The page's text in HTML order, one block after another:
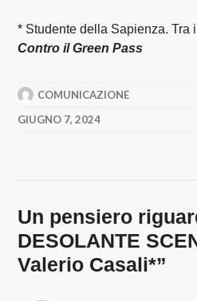
* Studente della Sapienza. Tra
Contro il Green Pass
COMUNICAZIONE
GIUGNO 7, 2024
Un pensiero
DESOLANTE
Valerio Casali*”